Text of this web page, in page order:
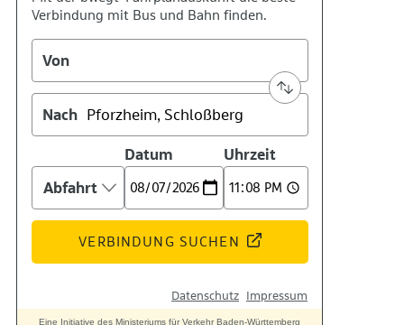
Suche
Menü Menü